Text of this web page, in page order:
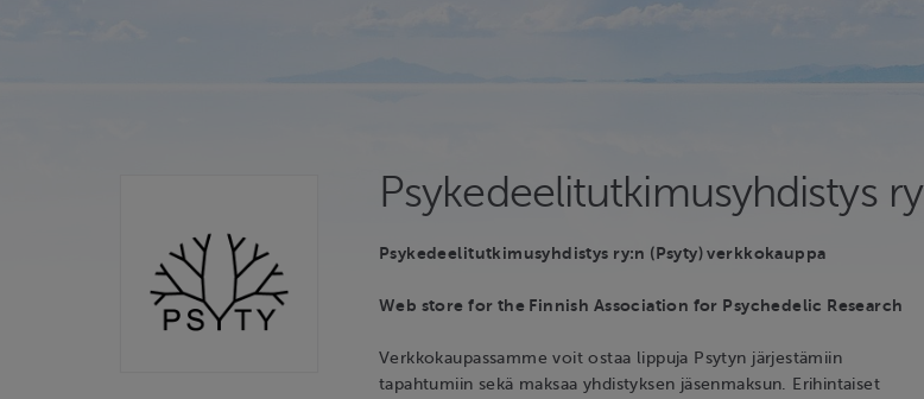
Psykedeelitutkimusyhdistys ry
Psykedeelitutkimusyhdistys ry:n (Psyty) verkkokauppa
Web store for the Finnish Association for Psychedelic Research
Verkkokaupassamme voit ostaa lippuja Psytyn järjestämiin
tapahtumiin sekä maksaa yhdistyksen jäsenmaksun. Erihintaiset